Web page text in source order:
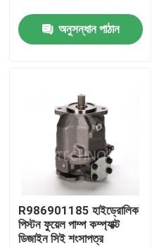
আমাদের সম্বন্ধে
অনুসন্ধান পাঠান
R986901185 হাইড্রোলিক
পিস্টন ফুয়েল পাম্প কম্প্যাক্ট
ডিজাইন সিই শংসাপত্র